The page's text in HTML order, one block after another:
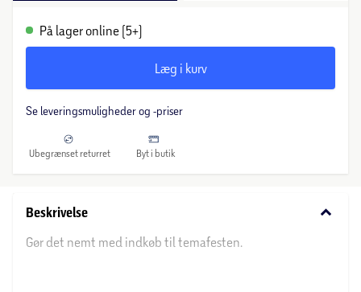
På lager online (5+)
Læg i kurv
Se leveringsmuligheder og -priser
Ubegrænset returret Byt i butik
Beskrivelse keyboard_arrow_down
Gør det nemt med indkøb til temafesten.